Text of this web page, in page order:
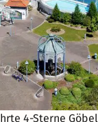
4-Sterne